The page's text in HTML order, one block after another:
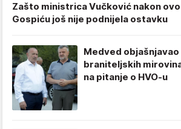
Zašto ministrica Vučković nakon
Gospiću još nije podnijela ostavku
Medved
braniteljskih
na pitanje o HVO-u